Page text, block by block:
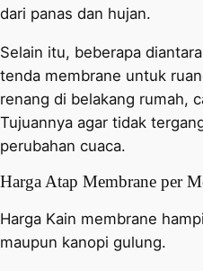
dari panas dan hujan.
Selain itu, beberapa
tenda membrane untuk
renang di belakang rumah,
Tujuannya agar tidak
perubahan cuaca.
Harga Atap Membrane per
Harga Kain membrane
maupun kanopi gulung.